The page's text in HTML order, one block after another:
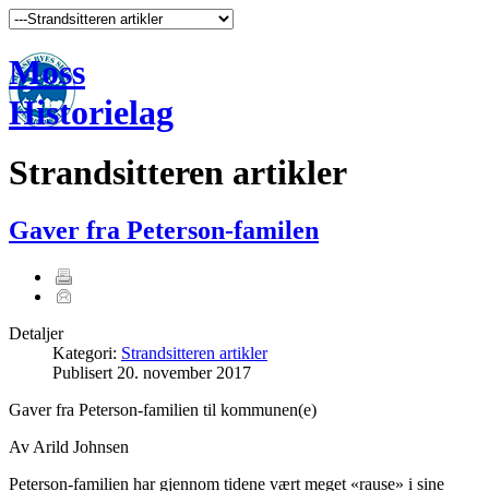
Moss
Historielag
Strandsitteren artikler
Gaver fra Peterson-familen
Detaljer
Kategori: Strandsitteren artikler
Publisert 20. november 2017
Gaver fra Peterson-familien til kommunen(e)
Av Arild Johnsen
Peterson-familien har gjennom tidene vært meget «rause» i sine